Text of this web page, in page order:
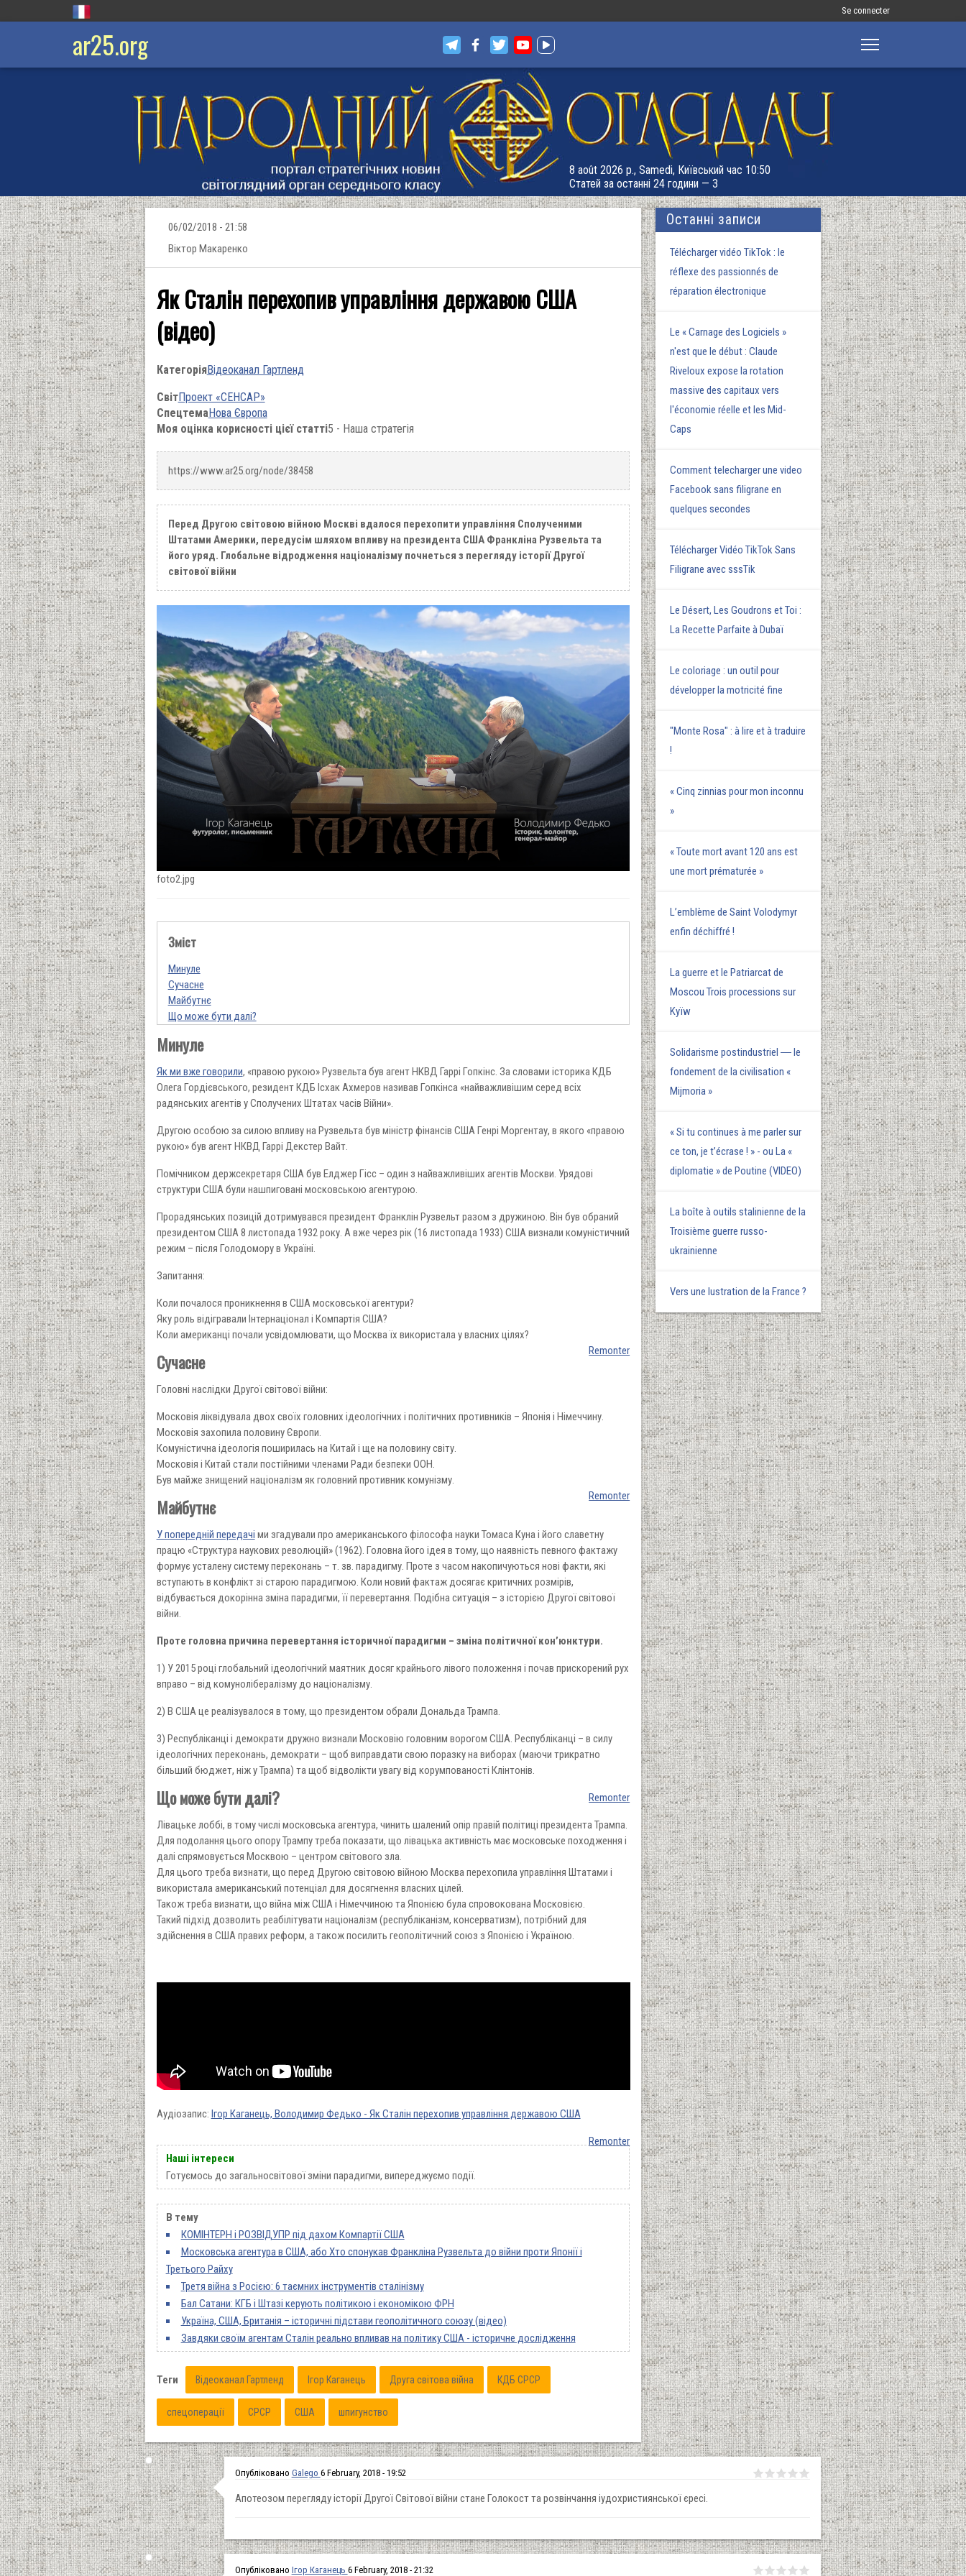
Меню
запису
Se connecter
ar25.org
8 août 2026 р., Samedi, Київський час 10:50
Статей за останні 24 години — 3
06/02/2018 - 21:58
Віктор Макаренко
Як Сталін перехопив управління державою США
(відео)
КатегоріяВідеоканал Гартленд
СвітПроект «СЕНСАР»
СпецтемаНова Європа
Моя оцінка корисності цієї статті5 - Наша стратегія
https://www.ar25.org/node/38458
Перед Другою світовою війною Москві вдалося перехопити управління Сполученими
Штатами Америки, передусім шляхом впливу на президента США Франкліна Рузвельта та
його уряд. Глобальне відродження націоналізму почнеться з перегляду історії Другої
світової війни
foto2.jpg
Зміст
Минуле
Сучасне
Майбутнє
Що може бути далі?
Минуле
Як ми вже говорили, «правою рукою» Рузвельта був агент НКВД Гаррі Гопкінс. За словами історика КДБ
Олега Гордієвського, резидент КДБ Ісхак Ахмеров називав Гопкінса «найважливішим серед всіх
радянських агентів у Сполучених Штатах часів Війни».
Другою особою за силою впливу на Рузвельта був міністр фінансів США Генрі Моргентау, в якого «правою
рукою» був агент НКВД Гаррі Декстер Вайт.
Помічником держсекретаря США був Елджер Гісс – один з найважливіших агентів Москви. Урядові
структури США були нашпиговані московською агентурою.
Прорадянських позицій дотримувався президент Франклін Рузвельт разом з дружиною. Він був обраний
президентом США 8 листопада 1932 року. А вже через рік (16 листопада 1933) США визнали комуністичний
режим – після Голодомору в Україні.
Запитання:
Коли почалося проникнення в США московської агентури?
Яку роль відігравали Інтернаціонал і Компартія США?
Коли американці почали усвідомлювати, що Москва їх використала у власних цілях?
Remonter
Сучасне
Головні наслідки Другої світової війни:
Московія ліквідувала двох своїх головних ідеологічних і політичних противників – Японія і Німеччину.
Московія захопила половину Європи.
Комуністична ідеологія поширилась на Китай і ще на половину світу.
Московія і Китай стали постійними членами Ради безпеки ООН.
Був майже знищений націоналізм як головний противник комунізму.
Remonter
Майбутнє
У попередній передачі ми згадували про американського філософа науки Томаса Куна і його славетну
працю «Структура наукових революцій» (1962). Головна його ідея в тому, що наявність певного фактажу
формує усталену систему переконань – т. зв. парадигму. Проте з часом накопичуються нові факти, які
вступають в конфлікт зі старою парадигмою. Коли новий фактаж досягає критичних розмірів,
відбувається докорінна зміна парадигми, її перевертання. Подібна ситуація – з історією Другої світової
війни.
Проте головна причина перевертання історичної парадигми – зміна політичної кон’юнктури.
1) У 2015 році глобальний ідеологічний маятник досяг крайнього лівого положення і почав прискорений рух
вправо – від комунолібералізму до націоналізму.
2) В США це реалізувалося в тому, що президентом обрали Дональда Трампа.
3) Республіканці і демократи дружно визнали Московію головним ворогом США. Республіканці – в силу
ідеологічних переконань, демократи – щоб виправдати свою поразку на виборах (маючи трикратно
більший бюджет, ніж у Трампа) та щоб відволікти увагу від корумпованості Клінтонів.
Remonter
Що може бути далі?
Лівацьке лоббі, в тому числі московська агентура, чинить шалений опір правій політиці президента Трампа.
Для подолання цього опору Трампу треба показати, що лівацька активність має московське походження і
далі спрямовується Москвою – центром світового зла.
Для цього треба визнати, що перед Другою світовою війною Москва перехопила управління Штатами і
використала американський потенціал для досягнення власних цілей.
Також треба визнати, що війна між США і Німеччиною та Японією була спровокована Московією.
Такий підхід дозволить реабілітувати націоналізм (республіканізм, консерватизм), потрібний для
здійснення в США правих реформ, а також посилить геополітичний союз з Японією і Україною.
Аудіозапис: Ігор Каганець, Володимир Федько - Як Сталін перехопив управління державою США
Remonter
Наші інтереси
Готуємось до загальносвітової зміни парадигми, випереджуємо події.
В тему
КОМІНТЕРН і РОЗВІДУПР під дахом Компартії США
Московська агентура в США, або Хто спонукав Франкліна Рузвельта до війни проти Японії і
Третього Райху
Третя війна з Росією: 6 таємних інструментів сталінізму
Бал Сатани: КГБ і Штазі керують політикою і економікою ФРН
Україна, США, Британія – історичні підстави геополітичного союзу (відео)
Завдяки своїм агентам Сталін реально впливав на політику США - історичне дослідження
Теги Відеоканал Гартленд Ігор Каганець Друга світова війна КДБ СРСР
спецоперації СРСР США шпигунство
Останні записи
Télécharger vidéo TikTok : le
réflexe des passionnés de
réparation électronique
Le « Carnage des Logiciels »
n'est que le début : Claude
Riveloux expose la rotation
massive des capitaux vers
l'économie réelle et les Mid-
Caps
Comment telecharger une video
Facebook sans filigrane en
quelques secondes
Télécharger Vidéo TikTok Sans
Filigrane avec sssTik
Le Désert, Les Goudrons et Toi :
La Recette Parfaite à Dubaï
Le coloriage : un outil pour
développer la motricité fine
"Monte Rosa" : à lire et à traduire
!
« Cinq zinnias pour mon inconnu
»
« Toute mort avant 120 ans est
une mort prématurée »
L’emblème de Saint Volodymyr
enfin déchiffré !
La guerre et le Patriarcat de
Moscou Trois processions sur
Kyїw
Solidarisme postindustriel ― le
fondement de la civilisation «
Mijmoria »
« Si tu continues à me parler sur
ce ton, je t’écrase ! » - ou La «
diplomatie » de Poutine (VIDEO)
La boîte à outils stalinienne de la
Troisième guerre russo-
ukrainienne
Vers une lustration de la France ?
Опубліковано Galego 6 February, 2018 - 19:52
Апотеозом перегляду історії Другої Світової війни стане Голокост та розвінчання іудохристиянської єресі.
Опубліковано Ігор Каганець 6 February, 2018 - 21:32